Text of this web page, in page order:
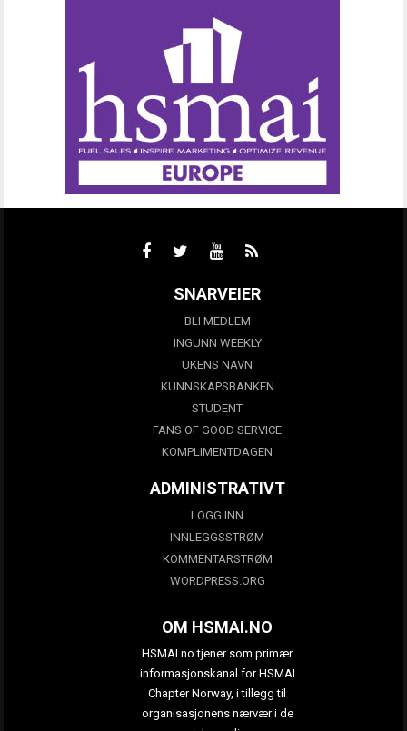
SNARVEIER
BLI MEDLEM
INGUNN WEEKLY
UKENS NAVN
KUNNSKAPSBANKEN
STUDENT
FANS OF GOOD SERVICE
KOMPLIMENTDAGEN
ADMINISTRATIVT
LOGG INN
INNLEGGSSTRØM
KOMMENTARSTRØM
WORDPRESS.ORG
OM HSMAI.NO
HSMAI.no tjener som primær
informasjonskanal for HSMAI
Chapter Norway, i tillegg til
organisasjonens nærvær i de